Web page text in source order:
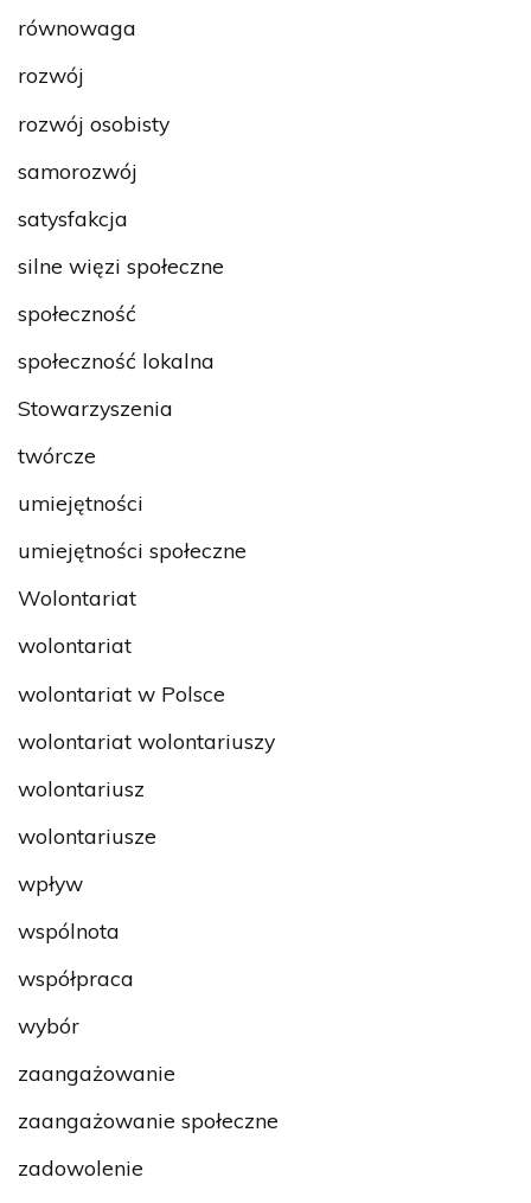
równowaga
rozwój
rozwój osobisty
samorozwój
satysfakcja
silne więzi społeczne
społeczność
społeczność lokalna
Stowarzyszenia
twórcze
umiejętności
umiejętności społeczne
Wolontariat
wolontariat
wolontariat w Polsce
wolontariat wolontariuszy
wolontariusz
wolontariusze
wpływ
wspólnota
współpraca
wybór
zaangażowanie
zaangażowanie społeczne
zadowolenie